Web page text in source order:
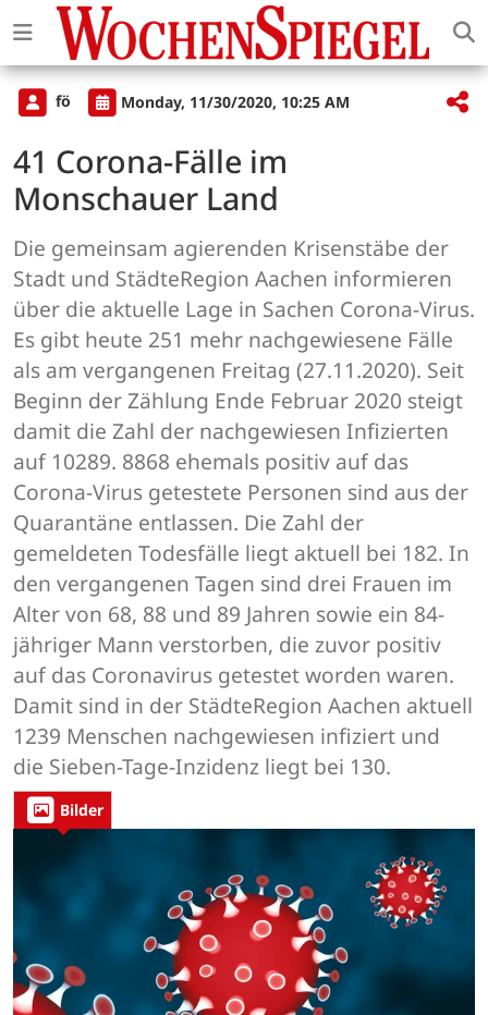
fö Monday, 11/30/2020, 10:25 AM
41 Corona-Fälle im
Monschauer Land
Die gemeinsam agierenden Krisenstäbe der
Stadt und StädteRegion Aachen informieren
über die aktuelle Lage in Sachen Corona-Virus.
Es gibt heute 251 mehr nachgewiesene Fälle
als am vergangenen Freitag (27.11.2020). Seit
Beginn der Zählung Ende Februar 2020 steigt
damit die Zahl der nachgewiesen Infizierten
auf 10289. 8868 ehemals positiv auf das
Corona-Virus getestete Personen sind aus der
Quarantäne entlassen. Die Zahl der
gemeldeten Todesfälle liegt aktuell bei 182. In
den vergangenen Tagen sind drei Frauen im
Alter von 68, 88 und 89 Jahren sowie ein 84-
jähriger Mann verstorben, die zuvor positiv
auf das Coronavirus getestet worden waren.
Damit sind in der StädteRegion Aachen aktuell
1239 Menschen nachgewiesen infiziert und
die Sieben-Tage-Inzidenz liegt bei 130.
Bilder